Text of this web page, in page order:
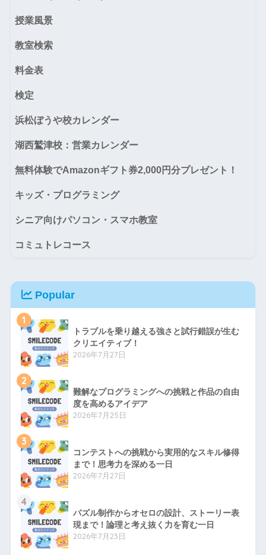
授業風景
教室検索
料金表
検定
浜松ぼうや校カレンダー
湖西鷲津校：営業カレンダー
無料体験でAmazonギフト券2,000円分プレゼント！
キッズ・プログラミング
シニア向けパソコン・スマホ教室
コミュトレコース
Popular
1
トラブルを乗り越える強さと試行錯誤が生む
クリエイティブ！
2026年7月27日
2
難解なプログラミングへの挑戦と作品の自由
度を高めるアイデア
2026年7月25日
3
コンテストへの挑戦から実用的なスキル修得
まで！思考力を深める一日
2026年7月27日
4
パズル制作からオセロの設計、ストーリー表
現まで！論理と考え抜く力を育む一日
2026年7月23日